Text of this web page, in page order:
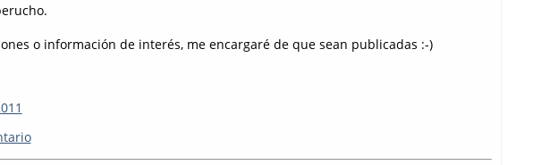
o información de interés, me encargaré de que sean publicadas :-)